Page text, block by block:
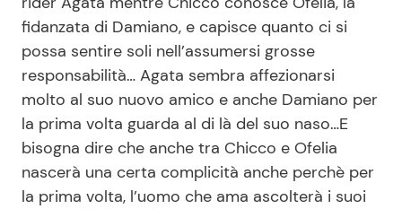
fidanzata di Damiano, e capisce quanto ci si
possa sentire soli nell’assumersi grosse
responsabilità… Agata sembra affezionarsi
molto al suo nuovo amico e anche Damiano per
la prima volta guarda al di là del suo naso…E
bisogna dire che anche tra Chicco e Ofelia
nascerà una certa complicità anche perchè per
la prima volta, l’uomo che ama ascolterà i suoi